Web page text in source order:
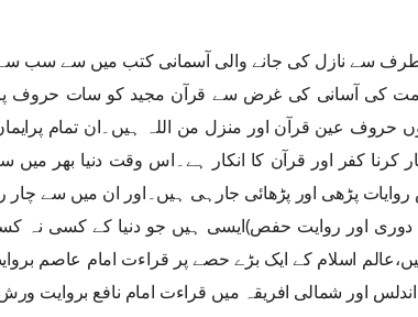
طرف سے نازل کی جانے والی آسمانی کتب میں سے سب
امت کی آسانی کی غرض سے قرآن مجید کو سات حروف پر
حروف عین قرآن اور منزل من اللہ ہیں۔ان تمام
کرنا کفر اور قرآن کا انکار ہے۔اس وقت دنیا بھر میں
پڑھی اور پڑھائی جارہی ہیں۔اور ان میں سے چار
دوری اور روایت حفص)ایسی ہیں جو دنیا کے کسی نہ
اسلام کے ایک بڑے حصے پر قراءت امام عاصم
اور شمالی افریقہ میں قراءت امام نافع بروایت ورش،